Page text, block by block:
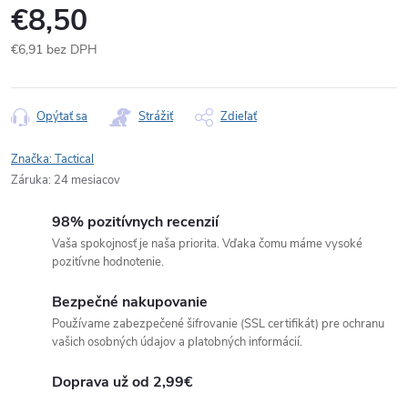
€8,50
€6,91 bez DPH
cena:
Opýtať sa Strážiť Zdieľať
Značka:Tactical
Záruka: 24 mesiacov
98% pozitívnych recenzií
Vaša spokojnosť je naša priorita. Vďaka čomu máme vysoké
pozitívne hodnotenie.
Bezpečné nakupovanie
Používame zabezpečené šifrovanie (SSL certifikát) pre ochranu
vašich osobných údajov a platobných informácií.
Doprava už od 2,99€